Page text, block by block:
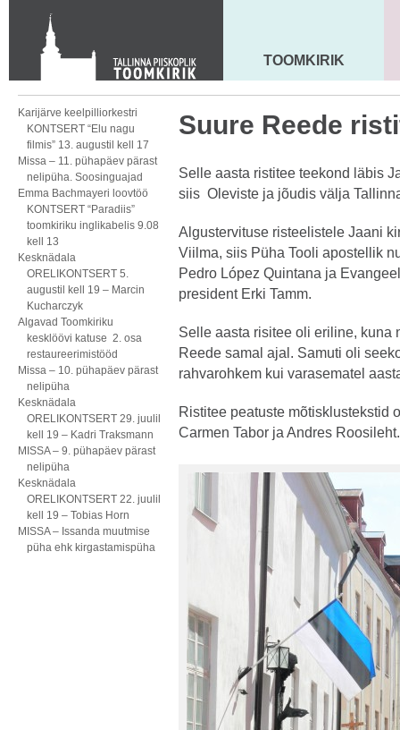
KONTAKT
Toom-Kooli 6, 10130 TALLINN
tallinna.toom@eelk.ee
MAARJA KIRIK
TOOMKIRIK
Karijärve keelpilliorkestri
KONTSERT “Elu nagu
filmis” 13. augustil kell 17
Missa – 11. pühapäev pärast
nelipüha. Soosinguajad
Emma Bachmayeri loovtöö
KONTSERT “Paradiis”
toomkiriku inglikabelis 9.08
kell 13
Kesknädala
ORELIKONTSERT 5.
augustil kell 19 – Marcin
Kucharczyk
Algavad Toomkiriku
kesklöövi katuse 2. osa
restaureerimistööd
Missa – 10. pühapäev pärast
nelipüha
Kesknädala
ORELIKONTSERT 29. juulil
kell 19 – Kadri Traksmann
MISSA – 9. pühapäev pärast
nelipüha
Kesknädala
ORELIKONTSERT 22. juulil
kell 19 – Tobias Horn
MISSA – Issanda muutmise
püha ehk kirgastamispüha
Suure Reede
Selle aasta ristitee teekond läbis
siis Oleviste ja jõudis välja
Algustervituse risteelistele Jaani
Viilma, siis Püha Tooli apostellik
Pedro López Quintana ja
president Erki Tamm.
Selle aasta risitee oli eriline, kuna
Reede samal ajal. Samuti oli
rahvarohkem kui varasematel
Ristitee peatuste mõtisklustekstid
Carmen Tabor ja Andres Roosileht.